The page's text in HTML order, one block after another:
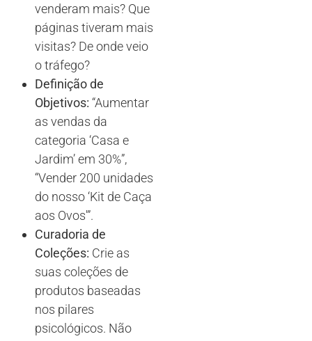
venderam mais? Que
páginas tiveram mais
visitas? De onde veio
o tráfego?
Definição de
Objetivos: “Aumentar
as vendas da
categoria ‘Casa e
Jardim’ em 30%”,
“Vender 200 unidades
do nosso ‘Kit de Caça
aos Ovos'”.
Curadoria de
Coleções: Crie as
suas coleções de
produtos baseadas
nos pilares
psicológicos. Não